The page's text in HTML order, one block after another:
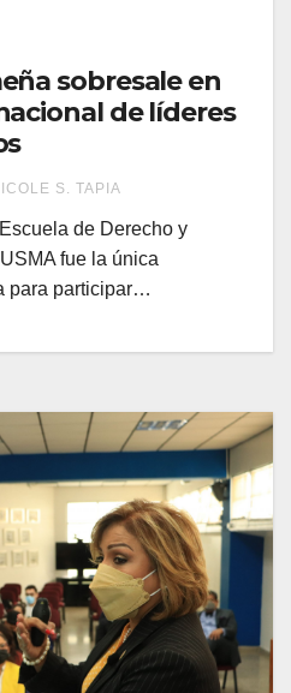
sobresale en
de líderes
S. TAPIA
de Derecho y
fue la única
para participar…